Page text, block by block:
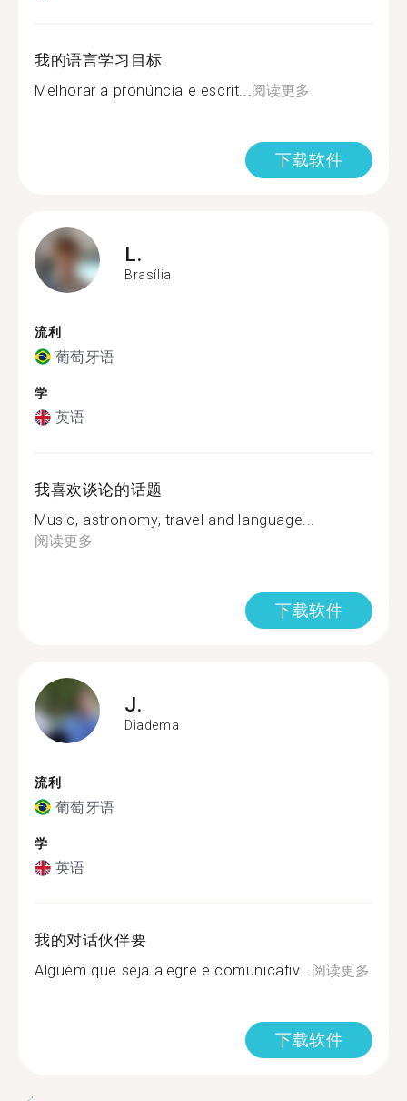
我的语言学习目标
Melhorar a pronúncia e escrit...阅读更多
下载软件
L.
Brasília
流利
葡萄牙语
学
英语
我喜欢谈论的话题
Music, astronomy, travel and language...
阅读更多
下载软件
J.
Diadema
流利
葡萄牙语
学
英语
我的对话伙伴要
Alguém que seja alegre e comunicativ...阅读更多
下载软件